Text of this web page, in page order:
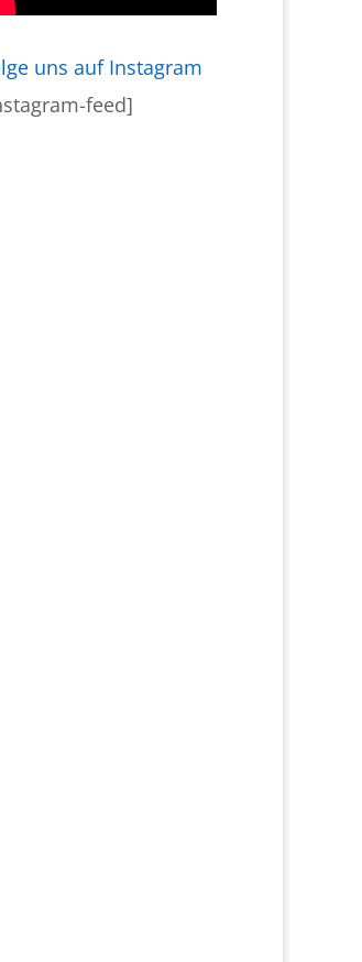
uns auf Instagram
feed]